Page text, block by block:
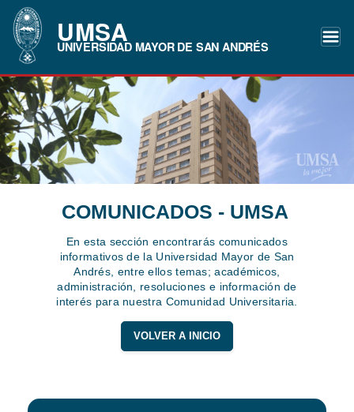
UMSA
UNIVERSIDAD MAYOR DE SAN ANDRÉS
COMUNICADOS - UMSA
En esta sección encontrarás comunicados
informativos de la Universidad Mayor de San
Andrés, entre ellos temas; académicos,
administración, resoluciones e información de
interés para nuestra Comunidad Universitaria.
VOLVER A INICIO